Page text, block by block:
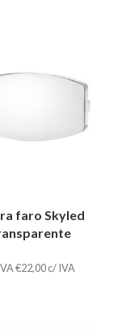
faro Skyled
€22,00c/ IVA